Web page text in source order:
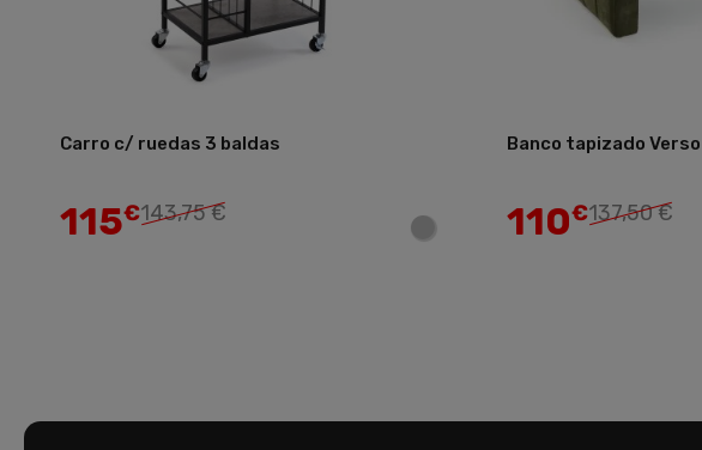
Carro c/ ruedas 3 baldas
115€143,75 €
Banco tapizado Verso
110€137,50 €